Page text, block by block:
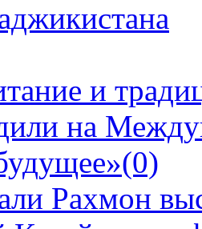
и
на
(0)
Рахмон